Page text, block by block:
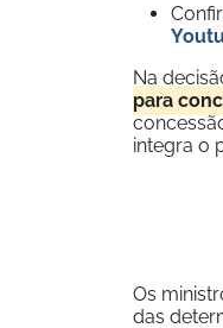
Na
para
integra o
Os
das